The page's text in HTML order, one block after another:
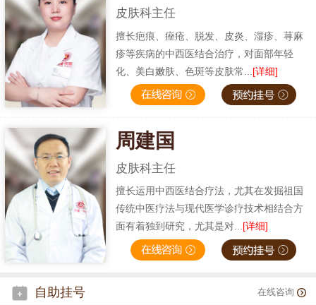
皮肤科主任
擅长疤痕、痤疮、脱发、皮炎、湿疹、荨麻
疹等疾病的中西医结合治疗，对面部年轻
化、美白嫩肤、色斑等皮肤常... [详细]
周建国
皮肤科主任
擅长运用中西医结合疗法，尤其在发掘祖国
传统中医疗法与现代医学诊疗技术相结合方
面有着独到研究，尤其是对...[详细]
自助挂号 在线咨询